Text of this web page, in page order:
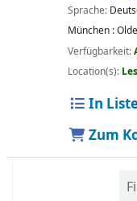
Sprache:
München :
Verfügbarkeit:
Location(s):
In
Zum